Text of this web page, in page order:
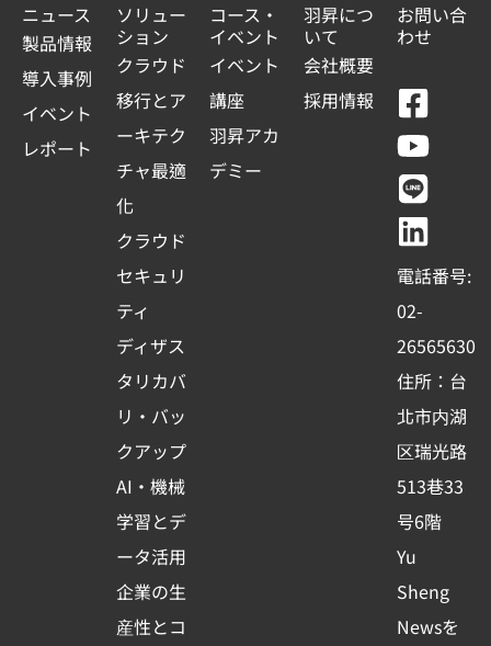
t
e
s
+
ニュース
製品情報
導入事例
イベント
レポート
ソリュー
ション
クラウド
移行とア
ーキテク
チャ最適
化
クラウド
セキュリ
ティ
ディザス
タリカバ
リ・バッ
クアップ
AI・機械
学習とデ
ータ活用
企業の生
産性とコ
コース・
イベント
イベント
講座
羽昇アカ
デミー
羽昇につ
いて
会社概要
採用情報
お問い合
わせ
F
a
c
e
b
o
o
k
-
s
q
u
a
r
e
Y
o
u
t
u
b
e
L
i
n
e
L
i
n
k
e
d
i
n
電話番号:
02-
26565630
住所：台
北市内湖
区瑞光路
513巷33
号6階
Yu
Sheng
Newsを